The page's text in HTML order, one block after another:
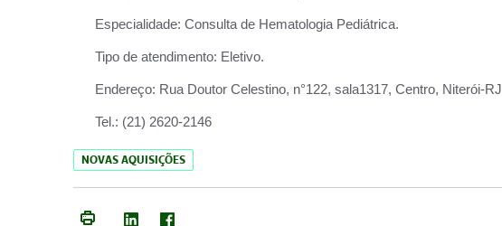
Especialidade: Consulta de Hematologia Pediátrica.
Tipo de atendimento: Eletivo.
Endereço: Rua Doutor Celestino, n°122, sala1317, Centro, Niterói-RJ
Tel.: (21) 2620-2146
NOVAS AQUISIÇÕES